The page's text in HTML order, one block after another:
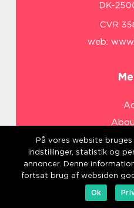
web:
På vores website
indstillinger, statistik og
annoncer. Denne
fortsat brug af websiden
Ok